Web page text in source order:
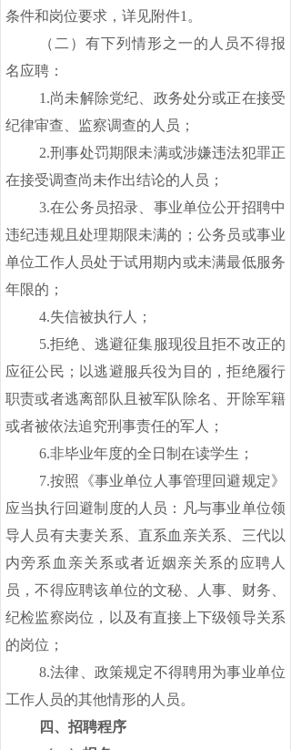
条件和岗位要求，详见附件1。
（二）有下列情形之一的人员不得报
名应聘：
1.尚未解除党纪、政务处分或正在接受
纪律审查、监察调查的人员；
2.刑事处罚期限未满或涉嫌违法犯罪正
在接受调查尚未作出结论的人员；
3.在公务员招录、事业单位公开招聘中
违纪违规且处理期限未满的；公务员或事业
单位工作人员处于试用期内或未满最低服务
年限的；
4.失信被执行人；
5.拒绝、逃避征集服现役且拒不改正的
应征公民；以逃避服兵役为目的，拒绝履行
职责或者逃离部队且被军队除名、开除军籍
或者被依法追究刑事责任的军人；
6.非毕业年度的全日制在读学生；
7.按照《事业单位人事管理回避规定》
应当执行回避制度的人员：凡与事业单位领
导人员有夫妻关系、直系血亲关系、三代以
内旁系血亲关系或者近姻亲关系的应聘人
员，不得应聘该单位的文秘、人事、财务、
纪检监察岗位，以及有直接上下级领导关系
的岗位；
8.法律、政策规定不得聘用为事业单位
工作人员的其他情形的人员。
四、招聘程序